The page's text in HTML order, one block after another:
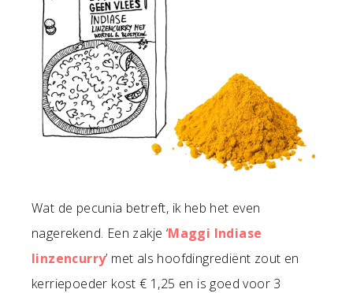
Wat de pecunia betreft, ik heb het even
nagerekend. Een zakje ‘Maggi Indiase
linzencurry’ met als hoofdingrediënt zout en
kerriepoeder kost € 1,25 en is goed voor 3